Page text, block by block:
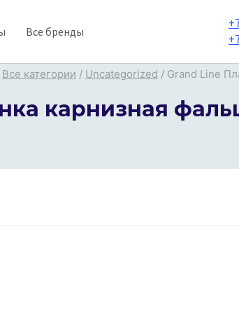
Все бренды
Все категории / Uncategorized / Grand Line
карнизная